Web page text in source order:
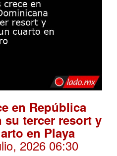
en República
su tercer resort y
en Playa
2026 06:30